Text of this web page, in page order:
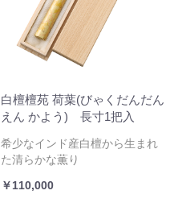
白檀檀苑 荷葉(びゃくだんだん
えん かよう) 長寸1把入
希少なインド産白檀から生まれ
た清らかな薫り
￥110,000